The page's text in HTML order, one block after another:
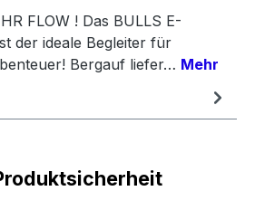
FLOW ! Das BULLS E-
der ideale Begleiter für
Bergauf liefer… Mehr